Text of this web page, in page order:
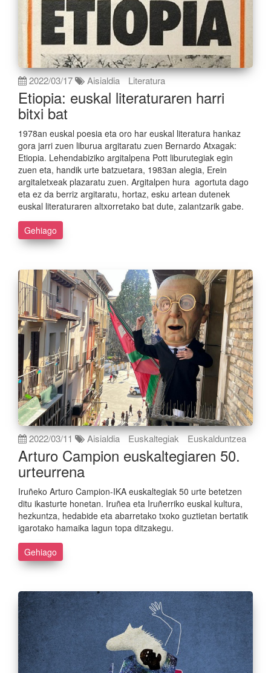
2022/03/17 Aisialdia Literatura
Etiopia: euskal literaturaren harri
bitxi bat
1978an euskal poesia eta oro har euskal literatura hankaz
gora jarri zuen liburua argitaratu zuen Bernardo Atxagak:
Etiopia. Lehendabiziko argitalpena Pott liburutegiak egin
zuen eta, handik urte batzuetara, 1983an alegia, Erein
argitaletxeak plazaratu zuen. Argitalpen hura agortuta dago
eta ez da berriz argitaratu, hortaz, esku artean dutenek
euskal literaturaren altxorretako bat dute, zalantzarik gabe.
Gehiago
2022/03/11 Aisialdia Euskaltegiak Euskalduntzea
Arturo Campion euskaltegiaren 50.
urteurrena
Iruñeko Arturo Campion-IKA euskaltegiak 50 urte betetzen
ditu ikasturte honetan. Iruñea eta Iruñerriko euskal kultura,
hezkuntza, hedabide eta abarretako txoko guztietan bertatik
igarotako hamaika lagun topa ditzakegu.
Gehiago